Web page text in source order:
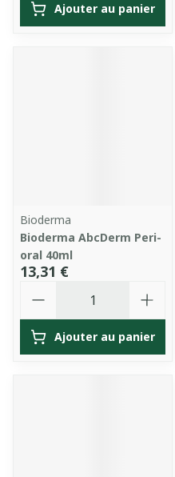
Ajouter au panier
Bioderma
Bioderma AbcDerm Peri-
oral 40ml
13,31 €
Ajouter au panier